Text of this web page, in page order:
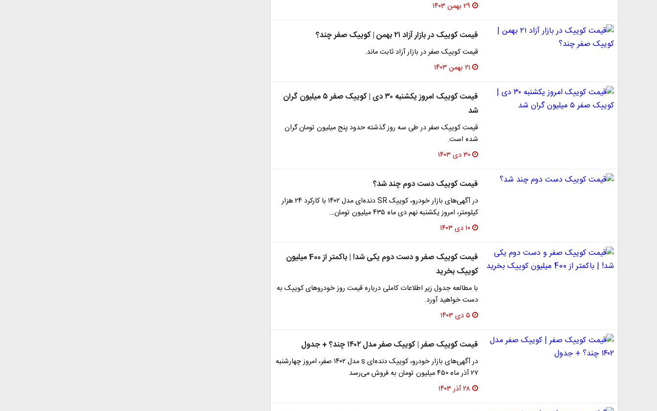
۲۹ بهمن ۱۴۰۳
قیمت کوییک در بازار آزاد ۲۱ بهمن | کوییک صفر چند؟
قیمت کوییک صفر در بازار آزاد ثابت ماند.
۲۱ بهمن ۱۴۰۳
قیمت کوییک امروز یکشنبه ۳۰ دی | کوییک صفر ۵ میلیون گران
شد
قیمت کوییک صفر در طی سه روز گذشته حدود پنج میلیون تومان گران
شده است.
۳۰ دی ۱۴۰۳
قیمت کوییک دست دوم چند شد؟
در آگهی‌های بازار خودرو، کوییک SR دنده‌ای مدل ۱۴۰۲ با کارکرد ۲۴ هزار
کیلومتر، امروز یکشنبه نهم دی ماه ۴۳۵ میلیون تومان…
۱۰ دی ۱۴۰۳
قیمت کوییک صفر و دست دوم یکی شد! | باکمتر از 400 میلیون
کوییک بخرید
با مطالعه جدول زیر اطلاعات کاملی درباره قیمت روز خودروهای کوییک به
دست خواهید آورد.
۵ دی ۱۴۰۳
قیمت کوییک صفر | کوییک صفر مدل ۱۴۰۲ چند؟ + جدول
در آگهی‌های بازار خودرو، کوییک دنده‌ای s مدل ۱۴۰۲ صفر، امروز چهارشنبه
۲۷ آذر ماه ۴۵۰ میلیون تومان به فروش می‌رسد
۲۸ آذر ۱۴۰۳